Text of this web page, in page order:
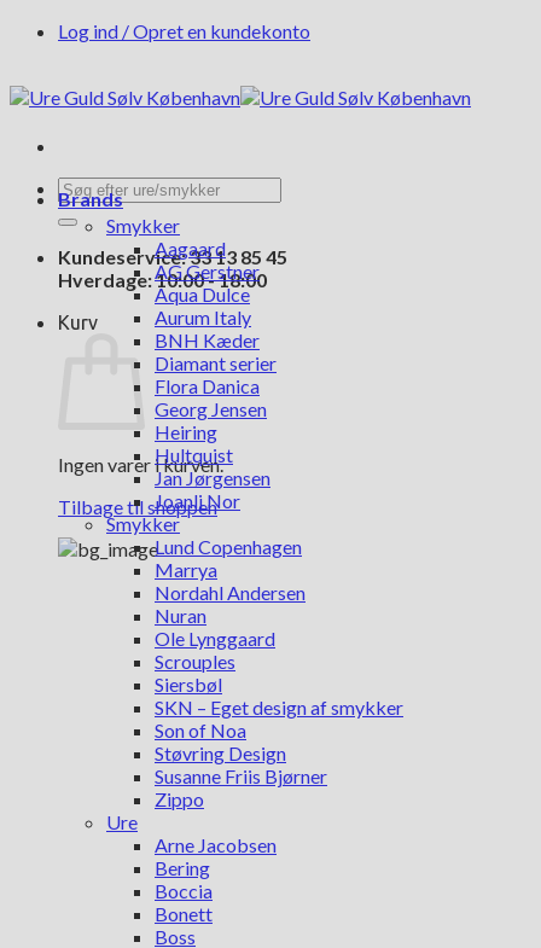
FortsætLog ind / Opret en kundekonto
Søg
efter:
Kundeservice: 33 13 85 45
Hverdage: 10:00 - 18:00
Kurv
Ingen varer i kurven.
Tilbage til shoppen
Brands
Smykker
Aagaard
AG Gerstner
Aqua Dulce
Aurum Italy
BNH Kæder
Diamant serier
Flora Danica
Georg Jensen
Heiring
Hultquist
Jan Jørgensen
Joanli Nor
Smykker
Lund Copenhagen
Marrya
Nordahl Andersen
Nuran
Ole Lynggaard
Scrouples
Siersbøl
SKN – Eget design af smykker
Son of Noa
Støvring Design
Susanne Friis Bjørner
Zippo
Ure
Arne Jacobsen
Bering
Boccia
Bonett
Boss